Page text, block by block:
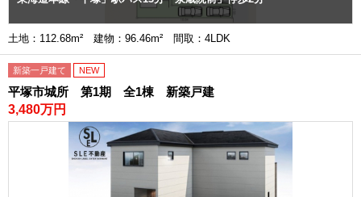
土地：112.68m² 建物：96.46m² 間取：4LDK
新築一戸建て NEW
平塚市城所 第1期 全1棟 新築戸建
3,480万円